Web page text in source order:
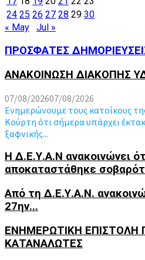
24 25 26 27 28 29 30
« May
Jul »
ΠΡΟΣΦΑΤΕΣ
ΑΝΑΚΟΙΝΩΣΗ ΔΙΑΚΟΠΗΣ
07/08/202607/08/2026
Ενημερώνουμε τους κατοίκους
Κούρτη ότι σήμερα υπάρχει
ξαφνικής...
Η Δ.Ε.Υ.Α.Ν ανακοινώνει
αποκαταστάθηκε
Από τη Δ.Ε.Υ.Α.Ν.
27ην...
ΕΝΗΜΕΡΩΤΙΚΗ ΕΠΙΣΤΟΛΗ
ΚΑΤΑΝΑΛΩΤΕΣ